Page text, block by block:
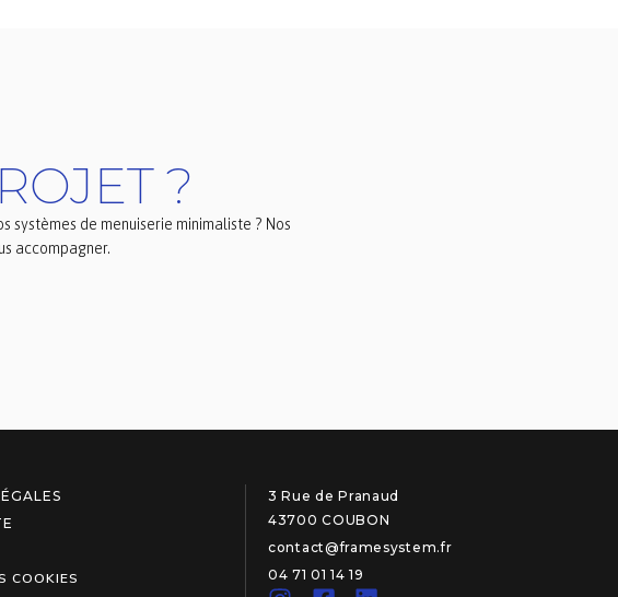
?
systèmes de menuiserie minimaliste ? Nos
accompagner.
COOKIES
3 Rue de Pranaud
43700 COUBON
contact@framesystem.fr
04 71 01 14 19